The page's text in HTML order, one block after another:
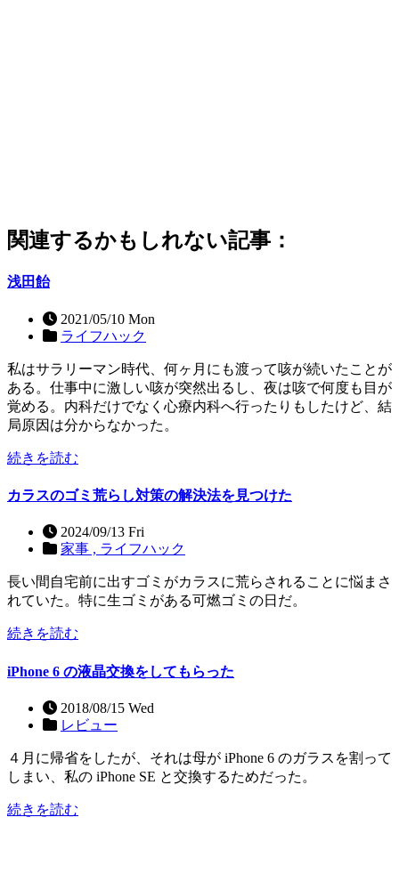
関連するかもしれない記事：
浅田飴
2021/05/10 Mon
ライフハック
私はサラリーマン時代、何ヶ月にも渡って咳が続いたことが
ある。仕事中に激しい咳が突然出るし、夜は咳で何度も目が
覚める。内科だけでなく心療内科へ行ったりもしたけど、結
局原因は分からなかった。
続きを読む
カラスのゴミ荒らし対策の解決法を見つけた
2024/09/13 Fri
家事 , ライフハック
長い間自宅前に出すゴミがカラスに荒らされることに悩まさ
れていた。特に生ゴミがある可燃ゴミの日だ。
続きを読む
iPhone 6 の液晶交換をしてもらった
2018/08/15 Wed
レビュー
４月に帰省をしたが、それは母が iPhone 6 のガラスを割って
しまい、私の iPhone SE と交換するためだった。
続きを読む